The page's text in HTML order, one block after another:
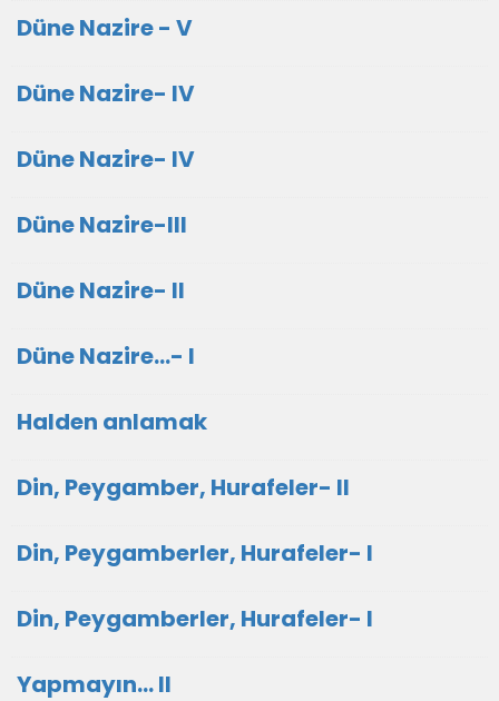
Düne Nazire - V
Düne Nazire- IV
Düne Nazire- IV
Düne Nazire-III
Düne Nazire- II
Düne Nazire...- I
Halden anlamak
Din, Peygamber, Hurafeler- II
Din, Peygamberler, Hurafeler- I
Din, Peygamberler, Hurafeler- I
Yapmayın... II